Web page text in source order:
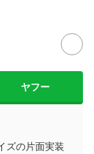
ヤフー
ズの片面実装